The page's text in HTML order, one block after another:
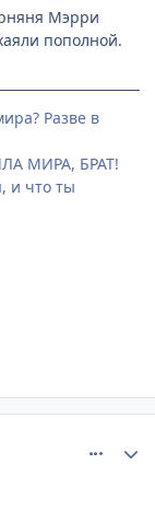
Мэрри
пополной.
Разве в
МИРА, БРАТ!
и что ты